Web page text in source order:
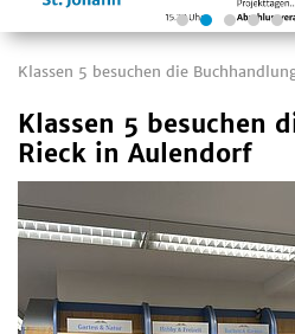
Klassen 5 besuchen die
Klassen 5 besuchen
Rieck in Aulendorf